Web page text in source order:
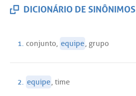
DICIONÁRIO DE SINÔNIMOS
1. conjunto, equipe, grupo
2. equipe, time